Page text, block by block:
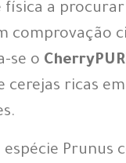
física a
comprovação
se o
cerejas ricas
Prunus